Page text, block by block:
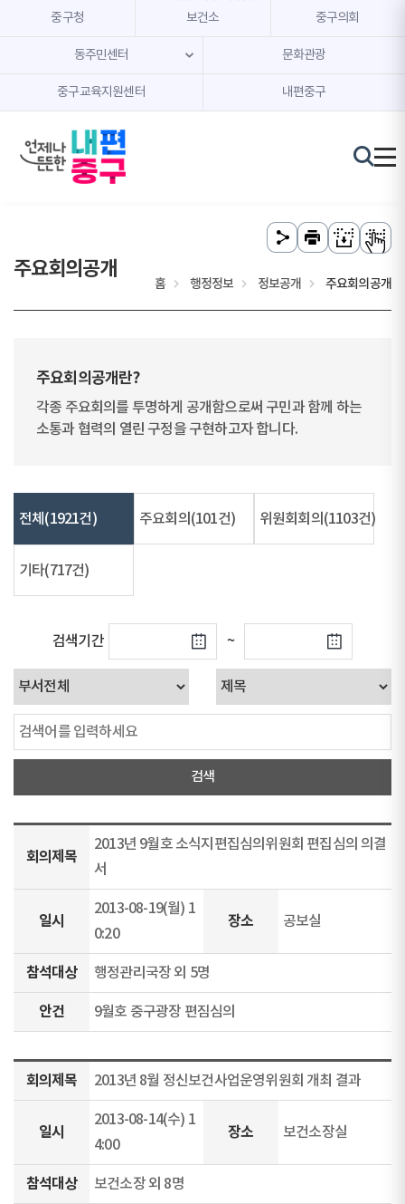
본문 내용 바로가기
주메뉴 바로가기
중구청 보건소 중구의회
동주민센터 문화관광
중구교육지원센터 내편중구
주요회의공개
홈 행정정보 정보공개 주요회의공개
주요회의공개란?
각종 주요회의를 투명하게 공개함으로써 구민과 함께 하는
소통과 협력의 열린 구정을 구현하고자 합니다.
전체 (1921건) 주요회의 (101건) 위원회회의 (1103건)
기타(717건)
검색기간 ~
회의제목
2013년 9월호 소식지편집심의위원회 편집심의 의결
서
일시
2013-08-19(월) 1
0:20
장소 공보실
참석대상 행정관리국장 외 5명
안건 9월호 중구광장 편짐심의
회의제목 2013년 8월 정신보건사업운영위원회 개최 결과
일시
2013-08-14(수) 1
4:00
장소 보건소장실
참석대상 보건소장 외 8명